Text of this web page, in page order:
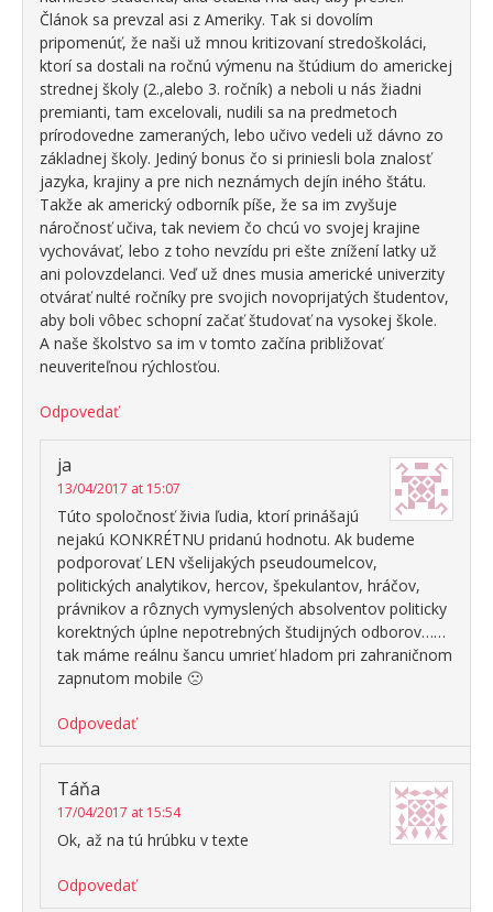
Článok sa prevzal asi z Ameriky. Tak si dovolím
pripomenúť, že naši už mnou kritizovaní stredoškoláci,
ktorí sa dostali na ročnú výmenu na štúdium do americkej
strednej školy (2.,alebo 3. ročník) a neboli u nás žiadni
premianti, tam excelovali, nudili sa na predmetoch
prírodovedne zameraných, lebo učivo vedeli už dávno zo
základnej školy. Jediný bonus čo si priniesli bola znalosť
jazyka, krajiny a pre nich neznámych dejín iného štátu.
Takže ak americký odborník píše, že sa im zvyšuje
náročnosť učiva, tak neviem čo chcú vo svojej krajine
vychovávať, lebo z toho nevzídu pri ešte znížení latky už
ani polovzdelanci. Veď už dnes musia americké univerzity
otvárať nulté ročníky pre svojich novoprijatých študentov,
aby boli vôbec schopní začať študovať na vysokej škole.
A naše školstvo sa im v tomto začína približovať
neuveriteľnou rýchlosťou.
Odpovedať
ja
13/04/2017 at 15:07
Túto spoločnosť živia ľudia, ktorí prinášajú
nejakú KONKRÉTNU pridanú hodnotu. Ak budeme
podporovať LEN všelijakých pseudoumelcov,
politických analytikov, hercov, špekulantov, hráčov,
právnikov a rôznych vymyslených absolventov politicky
korektných úplne nepotrebných študijných odborov……
tak máme reálnu šancu umrieť hladom pri zahraničnom
zapnutom mobile 🙁
Odpovedať
Táňa
17/04/2017 at 15:54
Ok, až na tú hrúbku v texte
Odpovedať